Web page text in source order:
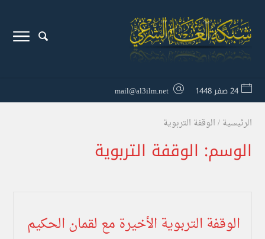
24 صفر 1448 mail@al3ilm.net
الرئيسية/الوقفة التربوية
الوسم: الوقفة التربوية
الوقفة التربوية الأخيرة مع لقمان الحكيم